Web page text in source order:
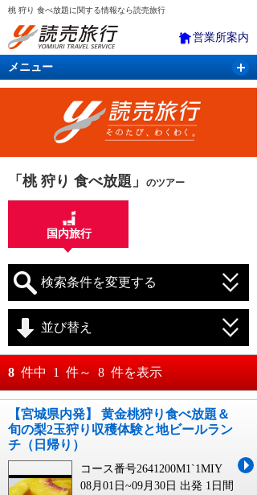
桃 狩り 食べ放題に関する情報なら読売旅行
営業所案内
メニュー
国内旅行 バスツアー 海外旅行
「桃 狩り 食べ放題」 のツアー
国内旅行
検索条件を変更する
月 日～
月
並び替え
おすすめ順
料金が安い順
料金が高い順
8 件中 1 件～ 8 件を表示
【宮城県内発】 黄金桃狩り食べ放題＆
旬の梨2玉狩り収穫体験と地ビールラン
チ（日帰り）
コース番号2641200M1`1MIY
08月01日~09月30日 出発 1日間